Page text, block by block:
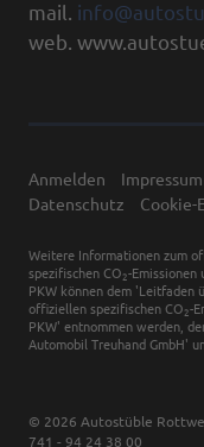
mail.
web.
Anmelden Impressum
Datenschutz
Cookie-
Weitere Informationen zum
spezifischen CO 2-Emissionen
PKW können dem
offiziellen spezifischen CO 2-
PKW' entnommen werden,
Automobil Treuhand GmbH'
© 2026 Autostüble
741 - 94 24 38 00